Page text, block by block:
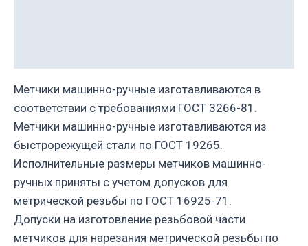
Метчики машинно-ручные изготавливаются в
соответствии с требованиями ГОСТ 3266-81.
Метчики машинно-ручные изготавливаются из
быстрорежущей стали по ГОСТ 19265.
Исполнительные размеры метчиков машинно-
ручных приняты с учетом допусков для
метрической резьбы по ГОСТ 16925-71.
Допуски на изготовление резьбовой части
метчиков для нарезания метрической резьбы по